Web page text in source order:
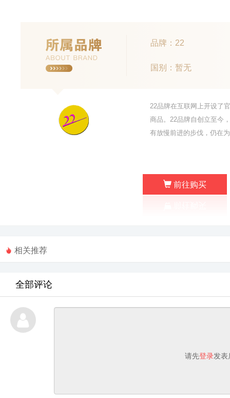
品牌：22
国别：暂无
22品牌在互联网上开设了
商品。22品牌自创立至今
有放慢前进的步伐，仍在
前往购买
相关推荐
全部评论
请先登录发表